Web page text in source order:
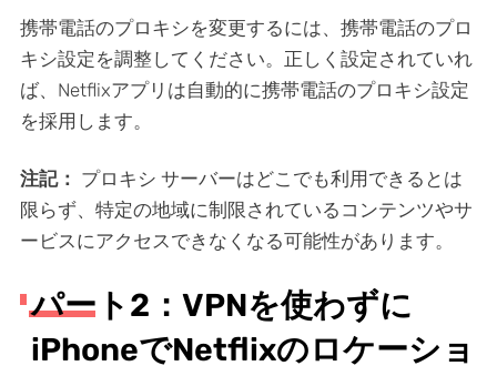
携帯電話のプロキシを変更するには、携帯電話のプロ
キシ設定を調整してください。正しく設定されていれ
ば、Netflixアプリは自動的に携帯電話のプロキシ設定
を採用します。
注記： プロキシ サーバーはどこでも利用できるとは
限らず、特定の地域に制限されているコンテンツやサ
ービスにアクセスできなくなる可能性があります。
パート2：VPNを使わずに
iPhoneでNetflixのロケーショ